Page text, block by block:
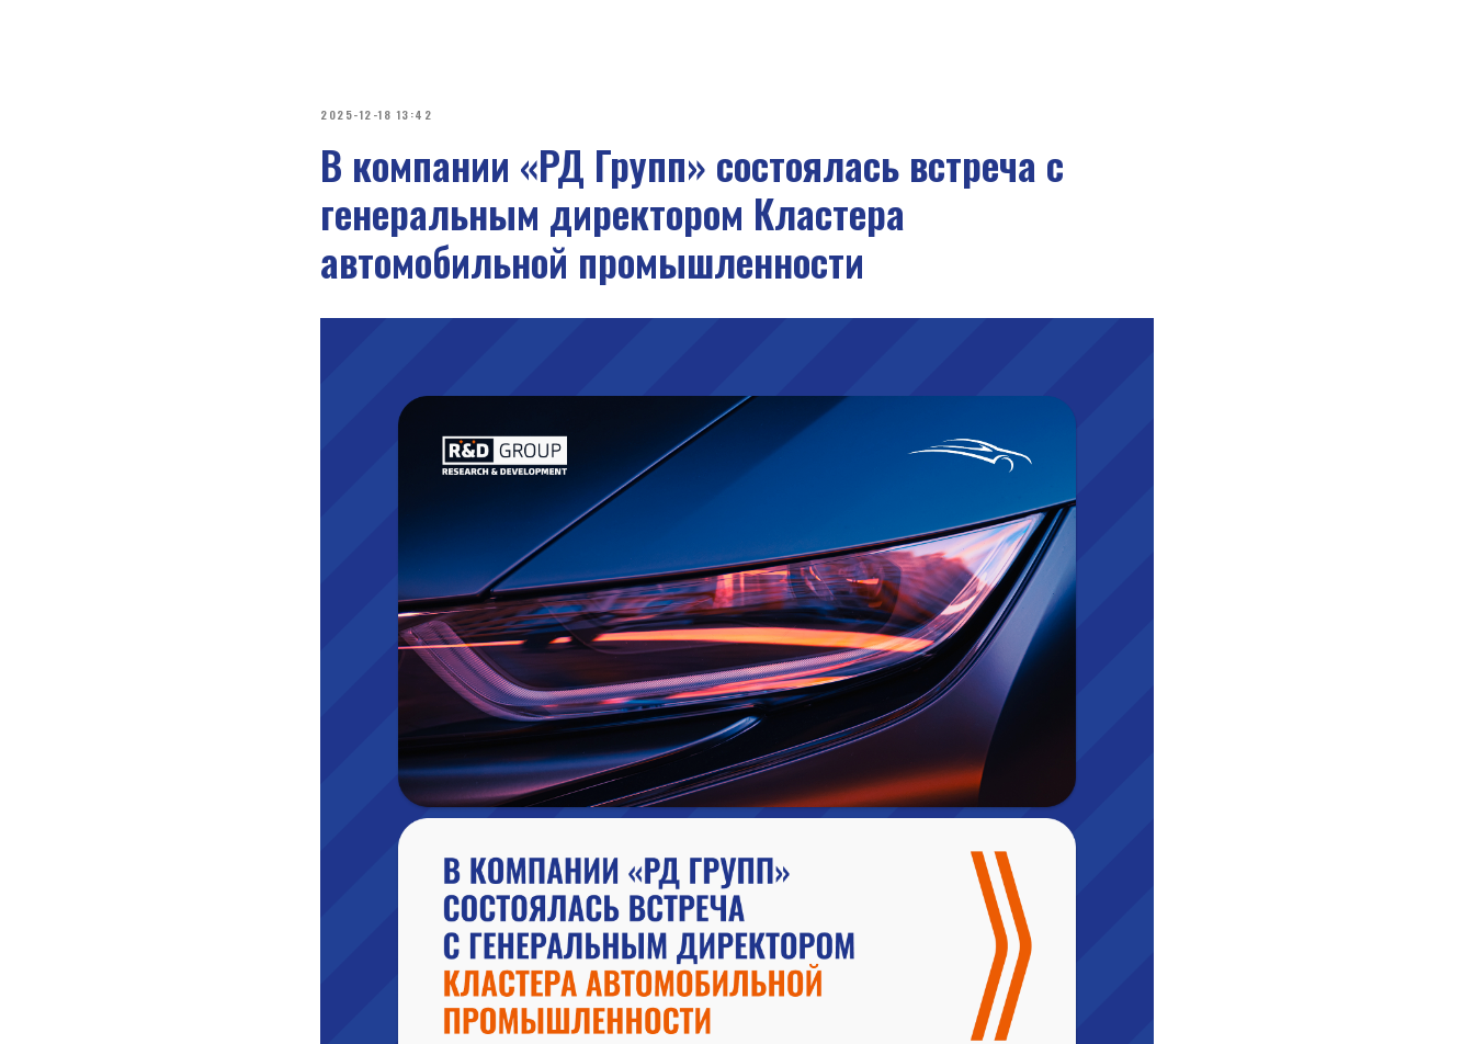
2025-12-18 13:42
В компании «РД Групп» состоялась встреча с
генеральным директором Кластера
автомобильной промышленности